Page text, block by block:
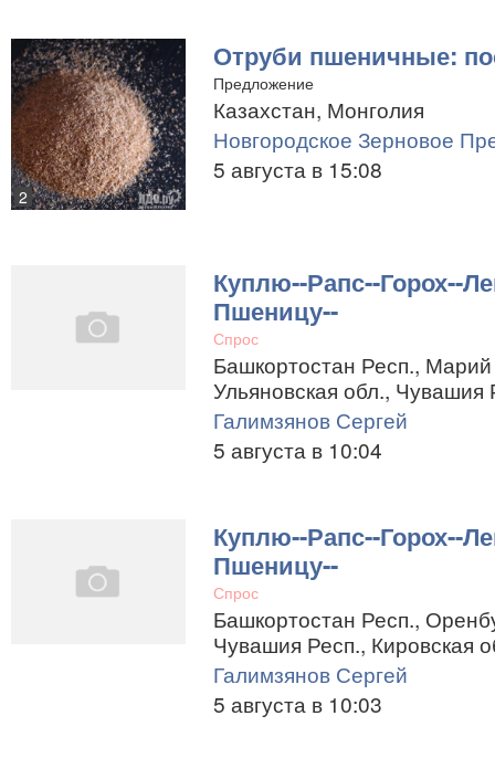
2
Отруби пшеничные:
Предложение
Казахстан, Монголия
Новгородское Зерновое
5 августа в 15:08
Куплю--Рапс--Горох--
Пшеницу--
Спрос
Башкортостан Респ.,
Ульяновская обл., Чувашия
Галимзянов Сергей
5 августа в 10:04
Куплю--Рапс--Горох--
Пшеницу--
Спрос
Башкортостан Респ.,
Чувашия Респ., Кировская
Галимзянов Сергей
5 августа в 10:03